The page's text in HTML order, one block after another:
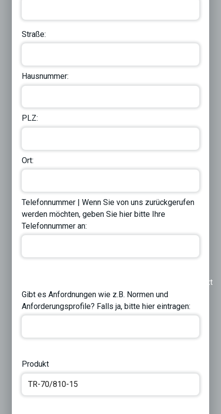
Straße:
Hausnummer:
PLZ:
Ort:
Telefonnummer | Wenn Sie von uns zurückgerufen
werden möchten, geben Sie hier bitte Ihre
Telefonnummer an:
Next
Gibt es Anfordnungen wie z.B. Normen und
Anforderungsprofile? Falls ja, bitte hier eintragen:
Produkt